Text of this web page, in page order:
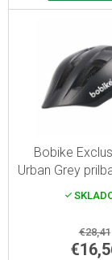
v
Bobike
Urban Grey
€28,41